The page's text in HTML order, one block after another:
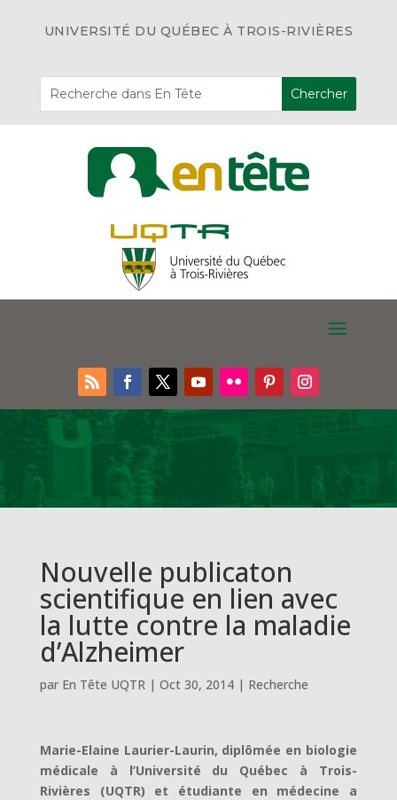
UNIVERSITÉ DU QUÉBEC À TROIS-RIVIÈRES
Nouvelle publicaton
scientifique en lien avec
la lutte contre la maladie
d’Alzheimer
par En Tête UQTR| Oct 30, 2014| Recherche
Marie-Elaine Laurier-Laurin, diplômée en biologie
médicale à l’Université du Québec à Trois-
Rivières (UQTR) et étudiante en médecine a